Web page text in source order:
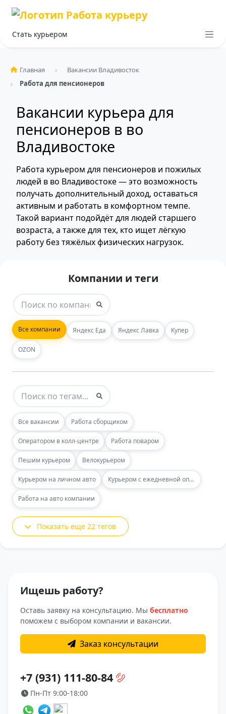
Стать курьером
Главная
Вакансии Владивосток
Работа для пенсионеров
Вакансии курьера для
пенсионеров в во
Владивостоке
Работа курьером для пенсионеров и пожилых
людей в во Владивостоке — это возможность
получать дополнительный доход, оставаться
активным и работать в комфортном темпе.
Такой вариант подойдёт для людей старшего
возраста, а также для тех, кто ищет лёгкую
работу без тяжёлых физических нагрузок.
Компании и теги
Все компании Яндекс Еда Яндекс Лавка Купер
OZON
Все вакансии Работа сборщиком
Оператором в колл-центре Работа поваром
Пешим курьером Велокурьером
Курьером на личном авто Курьером с ежедневной оплатой
Работа на авто компании
Показать еще 22 тегов
Ищешь работу?
Оставь заявку на консультацию. Мы бесплатно
поможем с выбором компании и вакансии.
Заказ консультации
+7 (931) 111-80-84
Пн-Пт 9:00-18:00